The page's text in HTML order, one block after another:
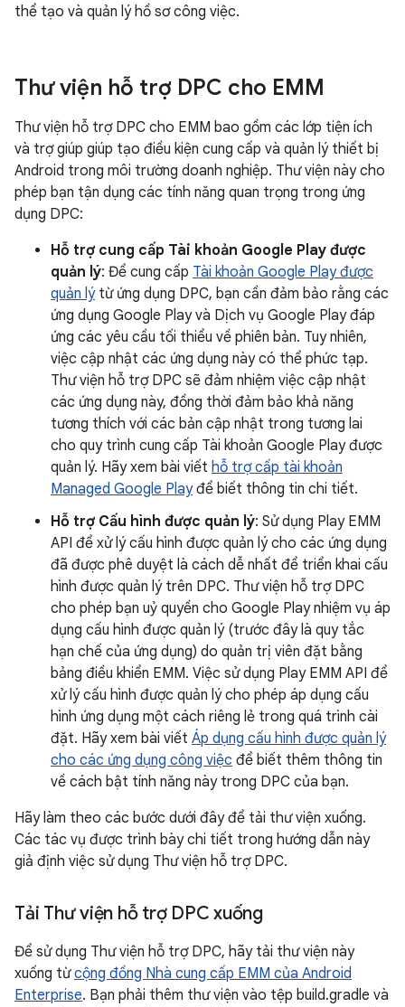
thể tạo và quản lý hồ sơ công việc.
Thư viện hỗ trợ DPC cho EMM
Thư viện hỗ trợ DPC cho EMM bao gồm các lớp tiện ích
và trợ giúp giúp tạo điều kiện cung cấp và quản lý thiết bị
Android trong môi trường doanh nghiệp. Thư viện này cho
phép bạn tận dụng các tính năng quan trọng trong ứng
dụng DPC:
Hỗ trợ cung cấp Tài khoản Google Play được
quản lý: Để cung cấp Tài khoản Google Play được
quản lýtừ ứng dụng DPC, bạn cần đảm bảo rằng các
ứng dụng Google Play và Dịch vụ Google Play đáp
ứng các yêu cầu tối thiểu về phiên bản. Tuy nhiên,
việc cập nhật các ứng dụng này có thể phức tạp.
Thư viện hỗ trợ DPC sẽ đảm nhiệm việc cập nhật
các ứng dụng này, đồng thời đảm bảo khả năng
tương thích với các bản cập nhật trong tương lai
cho quy trình cung cấp Tài khoản Google Play được
quản lý. Hãy xem bài viết hỗ trợ cấp tài khoản
Managed Google Playđể biết thông tin chi tiết.
Hỗ trợ Cấu hình được quản lý: Sử dụng Play EMM
API để xử lý cấu hình được quản lý cho các ứng dụng
đã được phê duyệt là cách dễ nhất để triển khai cấu
hình được quản lý trên DPC. Thư viện hỗ trợ DPC
cho phép bạn uỷ quyền cho Google Play nhiệm vụ áp
dụng cấu hình được quản lý (trước đây là quy tắc
hạn chế của ứng dụng) do quản trị viên đặt bằng
bảng điều khiển EMM. Việc sử dụng Play EMM API để
xử lý cấu hình được quản lý cho phép áp dụng cấu
hình ứng dụng một cách riêng lẻ trong quá trình cài
đặt. Hãy xem bài viết Áp dụng cấu hình được quản lý
cho các ứng dụng công việc để biết thêm thông tin
về cách bật tính năng này trong DPC của bạn.
Hãy làm theo các bước dưới đây để tải thư viện xuống.
Các tác vụ được trình bày chi tiết trong hướng dẫn này
giả định việc sử dụng Thư viện hỗ trợ DPC.
Tải Thư viện hỗ trợ DPC xuống
Để sử dụng Thư viện hỗ trợ DPC, hãy tải thư viện này
xuống từcộng đồng Nhà cung cấp EMM của Android
Enterprise. Bạn phải thêm thư viện vào tệp build.gradle và